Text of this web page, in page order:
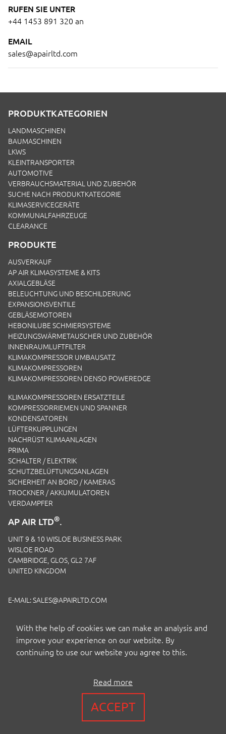
RUFEN SIE UNTER
+44 1453 891 320 an
EMAIL
sales@apairltd.com
PRODUKTKATEGORIEN
LANDMASCHINEN
BAUMASCHINEN
LKWS
KLEINTRANSPORTER
AUTOMOTIVE
VERBRAUCHSMATERIAL UND ZUBEHÖR
SUCHE NACH PRODUKTKATEGORIE
KLIMASERVICEGERÄTE
KOMMUNALFAHRZEUGE
CLEARANCE
PRODUKTE
AUSVERKAUF
AP AIR KLIMASYSTEME & KITS
AXIALGEBLÄSE
BELEUCHTUNG UND BESCHILDERUNG
EXPANSIONSVENTILE
GEBLÄSEMOTOREN
HEBONILUBE SCHMIERSYSTEME
HEIZUNGSWÄRMETAUSCHER UND ZUBEHÖR
INNENRAUMLUFTFILTER
KLIMAKOMPRESSOR UMBAUSATZ
KLIMAKOMPRESSOREN
KLIMAKOMPRESSOREN DENSO POWEREDGE
KLIMAKOMPRESSOREN ERSATZTEILE
KOMPRESSORRIEMEN UND SPANNER
KONDENSATOREN
LÜFTERKUPPLUNGEN
NACHRÜST KLIMAANLAGEN
PRIMA
SCHALTER / ELEKTRIK
SCHUTZBELÜFTUNGSANLAGEN
SICHERHEIT AN BORD / KAMERAS
TROCKNER / AKKUMULATOREN
VERDAMPFER
AP AIR LTD®.
UNIT 9 & 10 WISLOE BUSINESS PARK
WISLOE ROAD
CAMBRIDGE, GLOS, GL2 7AF
UNITED KINGDOM
E-MAIL:SALES@APAIRLTD.COM
With the help of cookies we can make an analysis and
improve your experience on our website. By
continuing to use our website you agree to this.
Read more
ACCEPT